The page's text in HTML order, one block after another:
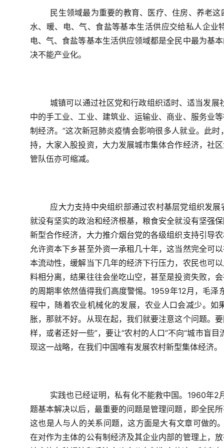
民生领域最为重要的教育、医疗、住房、养老
水、暖、电、气、食盐等基本生活供应交给私人企
电、气、食盐等基本生活供应领域都是全民中最为基
决不能产业化。
城镇可以通过社区党和行政组织适时、适当发
中的手工业、工业、建筑业、运输业、商业、服务业
制经济。”这次新冠肺炎疫情会影响很多人就业。此
持，大家入股投资，大力发展城市集体合作经济，社
管队伍亦可缩减。
应大力支持中央组织部通过农村基层党组织发
就没有坚实的政治和经济根基，粮食安全就没有坚强
新型合作经济，大力推介烟台党的各级组织支持引导
允许资本下乡甚至外资一承租几十年，这当然完全可
本流动性，缓解当下几年的经济下行压力，农民也可
料相分离，结果往往会坐吃山空，甚至是投资失败，
的周期率依然值得我们高度警惕。 1959年12月，毛泽
程中，随着农业机械化的发展，农业人口会减少。
胀，那就不好。从现在起，我们就要注意这个问题。
样，或者还好一些”，要让“农村的人口”不向“城市盲
现这一战略，在我们中国唯有发展农村新型集体经济。
实践也已经证明，私有化不能救中国。 1960年2
题基本解决以后，最重要的问题是管理问题，即全民
这也是人与人的关系问题，这方面是大有文章可做的
在对作为主体的公有制经济及其企业内部的管理上，